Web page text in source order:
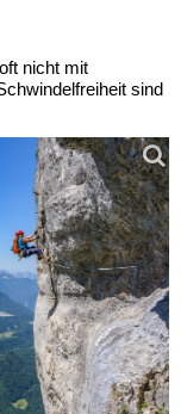
nicht mit
sind